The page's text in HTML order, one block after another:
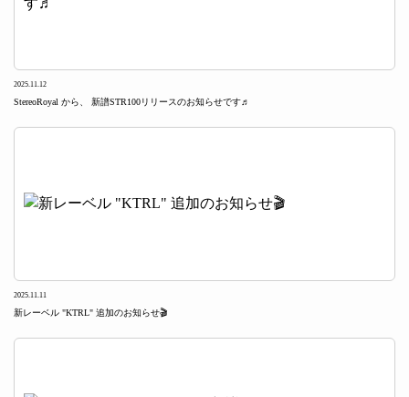
2025.11.12
StereoRoyal から、 新譜STR100リリースのお知らせです♬
2025.11.11
新レーベル "KTRL" 追加のお知らせ🎬